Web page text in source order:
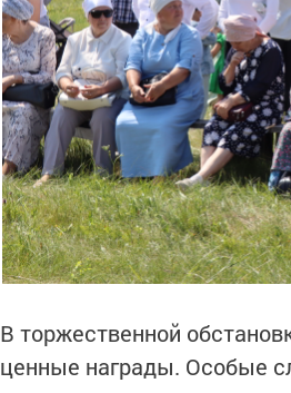
В торжественной
ценные награды. Особые